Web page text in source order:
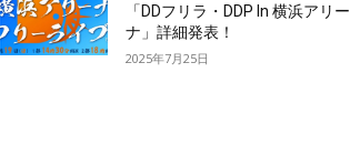
「DDフリラ・DDP In 横浜アリー
ナ」詳細発表！
2025年7月25日